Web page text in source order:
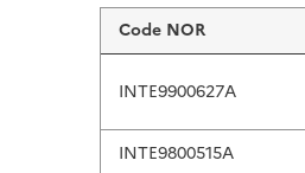
Liste de
Code NOR
INTE9900627A
INTE9800515A